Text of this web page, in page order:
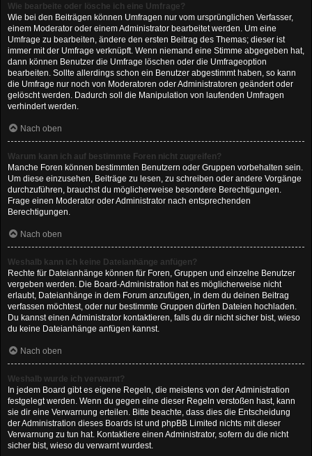
Wie bearbeite oder lösche ich eine Umfrage?
Wie bei den Beiträgen können Umfragen nur vom ursprünglichen Verfasser,
einem Moderator oder einem Administrator bearbeitet werden. Um eine
Umfrage zu bearbeiten, ändere den ersten Beitrag des Themas; dieser ist
immer mit der Umfrage verknüpft. Wenn niemand eine Stimme abgegeben hat,
dann können Benutzer die Umfrage löschen oder die Umfrageoption
bearbeiten. Sollte allerdings schon ein Benutzer abgestimmt haben, so kann
die Umfrage nur noch von Moderatoren oder Administratoren geändert oder
gelöscht werden. Dadurch soll die Manipulation von laufenden Umfragen
verhindert werden.
Nach oben
Warum kann ich auf bestimmte Foren nicht zugreifen?
Manche Foren können bestimmten Benutzern oder Gruppen vorbehalten sein.
Um diese einzusehen, Beiträge zu lesen, zu schreiben oder andere Vorgänge
durchzuführen, brauchst du möglicherweise besondere Berechtigungen.
Frage einen Moderator oder Administrator nach entsprechenden
Berechtigungen.
Nach oben
Weshalb kann ich keine Dateianhänge anfügen?
Rechte für Dateianhänge können für Foren, Gruppen und einzelne Benutzer
vergeben werden. Die Board-Administration hat es möglicherweise nicht
erlaubt, Dateianhänge in dem Forum anzufügen, in dem du deinen Beitrag
verfassen möchtest, oder nur bestimmte Gruppen dürfen Dateien hochladen.
Du kannst einen Administrator kontaktieren, falls du dir nicht sicher bist, wieso
du keine Dateianhänge anfügen kannst.
Nach oben
Weshalb wurde ich verwarnt?
In jedem Board gibt es eigene Regeln, die meistens von der Administration
festgelegt werden. Wenn du gegen eine dieser Regeln verstoßen hast, kann
sie dir eine Verwarnung erteilen. Bitte beachte, dass dies die Entscheidung
der Administration dieses Boards ist und phpBB Limited nichts mit dieser
Verwarnung zu tun hat. Kontaktiere einen Administrator, sofern du die nicht
sicher bist, wieso du verwarnt wurdest.